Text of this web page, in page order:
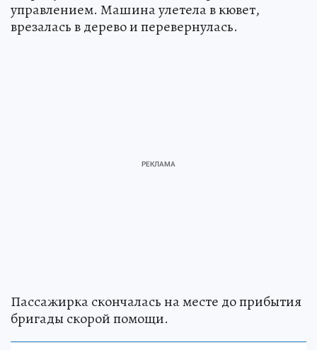
управлением. Машина улетела в кювет,
врезалась в дерево и перевернулась.
Пассажирка скончалась на месте до прибытия
бригады скорой помощи.